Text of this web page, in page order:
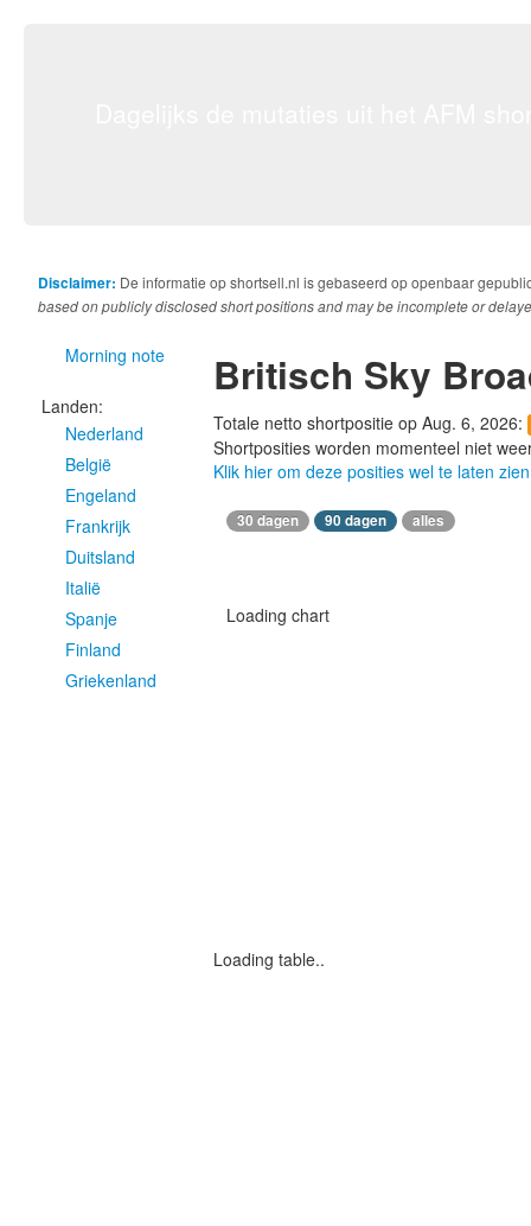
Disclaimer: De informatie op shortsell.nl is gebaseerd op openbaar
based on publicly disclosed short positions and may be incomplete or
Morning note
Landen:
Nederland
België
Engeland
Frankrijk
Duitsland
Italië
Spanje
Finland
Griekenland
Britisch Sky
Totale netto shortpositie op Aug. 6, 2026:
Shortposities worden momenteel niet
Klik hier om deze posities wel te laten zien
30 dagen 90 dagen alles
Loading chart
Loading table..